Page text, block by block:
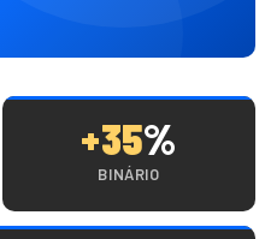
+35%
BINÁRIO